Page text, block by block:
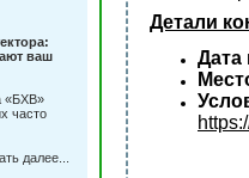
ваш
«БХВ»
часто
далее...
Детали
Дата